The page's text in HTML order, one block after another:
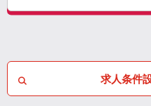
求人条件